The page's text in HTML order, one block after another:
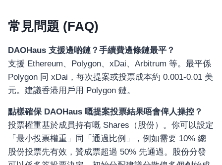
常見問題 (FAQ)
DAOHaus 支援邊啲鏈？手續費邊條鏈最平？
支援 Ethereum、Polygon、xDai、Arbitrum 等。最平係
Polygon 同 xDai，每次提案或投票成本約 0.001-0.01 美
元。建議香港用戶用 Polygon 鏈。
點樣確保 DAOHaus 嘅提案投票結果唔會俾人操控？
投票權重基於成員持有嘅 Shares（股份）。你可以設定
「最小投票權重」同「通過比例」，例如需要 10% 總
股份投票先有效，贊成票超過 50% 先通過。股份分發